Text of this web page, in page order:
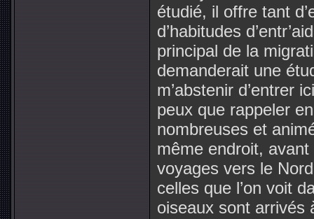
étudié, il offre tant
d’habitudes
principal de la
demanderait une
m’abstenir d’entrer
peux que rappeler
nombreuses et
même endroit,
voyages vers le
celles que l’on voit
oiseaux sont arrivés